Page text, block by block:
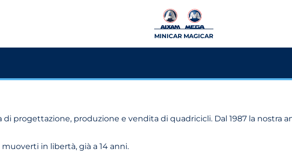
MINICAR MAGICAR
progettazione, produzione e vendita di quadricicli. Dal 1987 la nostra
in libertà, già a 14 anni.